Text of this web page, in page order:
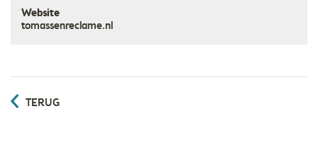
Website
tomassenreclame.nl
TERUG